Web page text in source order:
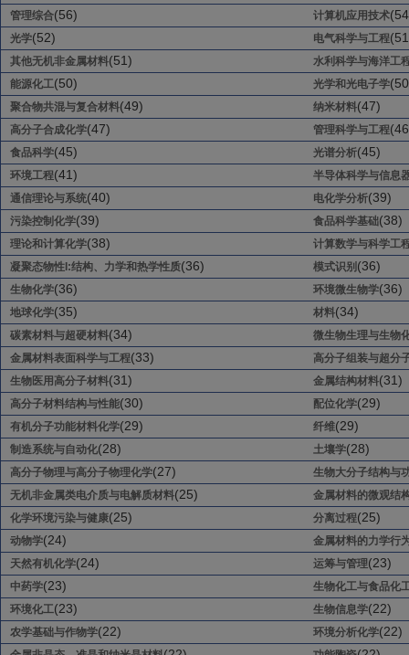
管理综合(56) 计算机应用技术
光学(52) 电气科学与工程
其他无机非金属材料(51)
水利科学与海洋工
能源化工(50) 光学和光电子学
聚合物共混与复合材料(49) 纳米材料(47)
高分子合成化学(47) 管理科学与工程
食品科学(45) 光谱分析(45)
环境工程(41)
半导体科学与信息
通信理论与系统(40) 电化学分析(39)
污染控制化学(39) 食品科学基础(38)
理论和计算化学(38)
计算数学与科学工
凝聚态物性I:结构、力学和热学性质(36) 模式识别 (36)
生物化学(36) 环境微生物学(36)
地球化学(35) 材料(34)
碳素材料与超硬材料(34)
微生物生理与生物
金属材料表面科学与工程(33)
高分子组装与超分
生物医用高分子材料(31) 金属结构材料(31)
高分子材料结构与性能(30) 配位化学(29)
有机分子功能材料化学(29) 纤维(29)
制造系统与自动化(28) 土壤学(28)
高分子物理与高分子物理化学(27)
生物大分子结构与
无机非金属类电介质与电解质材料(25)
金属材料的微观结
化学环境污染与健康(25) 分离过程(25)
动物学(24)
金属材料的力学行
天然有机化学(24) 运筹与管理(23)
中药学(23)
生物化工与食品化
环境化工(23) 生物信息学(22)
农学基础与作物学(22) 环境分析化学(22)